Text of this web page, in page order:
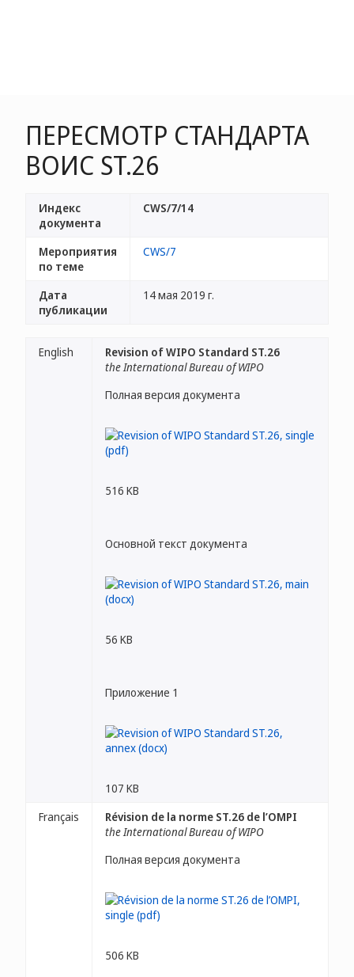
ПЕРЕСМОТР СТАНДАРТА
ВОИС ST.26
Индекс
документа
CWS/7/14
Мероприятия
по теме
CWS/7
Дата
публикации
14 мая 2019 г.
English
Revision of WIPO Standard ST.26
the International Bureau of WIPO
Полная версия документа
516 KB
Основной текст документа
56 KB
Приложение 1
107 KB
Français
Révision de la norme ST.26 de l’OMPI
the International Bureau of WIPO
Полная версия документа
506 KB